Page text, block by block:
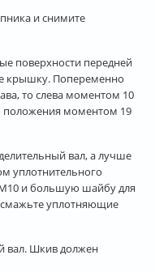
и снимите
поверхности передней
крышку. Попеременно
то слева моментом 10
положения моментом 19
вал, а лучше
уплотнительного
и большую шайбу для
смажьте уплотняющие
вал. Шкив должен